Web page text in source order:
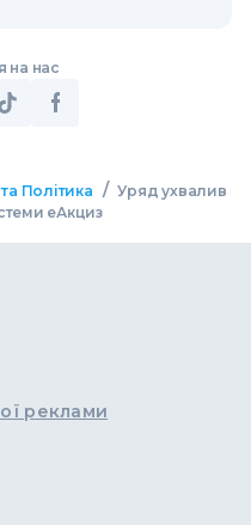
на нас
Політика / Уряд ухвалив
еАкциз
реклами